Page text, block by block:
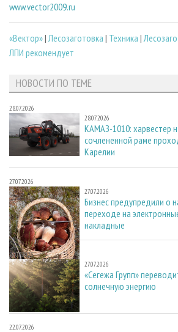
www.vector2009.ru
«Вектор»| Лесозаготовка | Техника |
ЛПИ рекомендует
НОВОСТИ ПО ТЕМЕ
28.07.2026
28.07.2026
КАМАЗ-1010: харвестер
сочлененной раме
Карелии
27.07.2026
27.07.2026
Бизнес предупредили о
переходе на
накладные
27.07.2026
27.07.2026
«Сегежа Групп»
солнечную энергию
22.07.2026